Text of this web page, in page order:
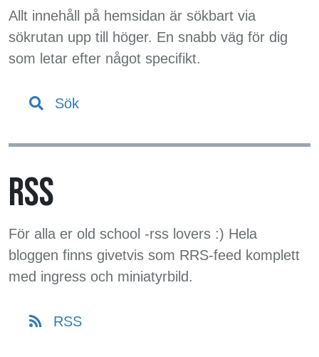
Allt innehåll på hemsidan är sökbart via
sökrutan upp till höger. En snabb väg för dig
som letar efter något specifikt.
Sök
RSS
För alla er old school -rss lovers :) Hela
bloggen finns givetvis som RRS-feed komplett
med ingress och miniatyrbild.
RSS